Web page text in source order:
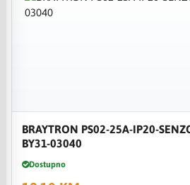
BRAYTRON PS02-25A-IP20-
BY31-03040
Dostupno